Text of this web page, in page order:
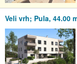
Veli vrh; Pula, 44.00